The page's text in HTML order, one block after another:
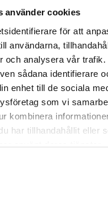
använder cookies
för att
användarna,
och analysera vår trafik.
sådana identifierare
enhet till de sociala
som vi
kombinera
har tillhandahållit eller
använt deras tjänster.
receptet: